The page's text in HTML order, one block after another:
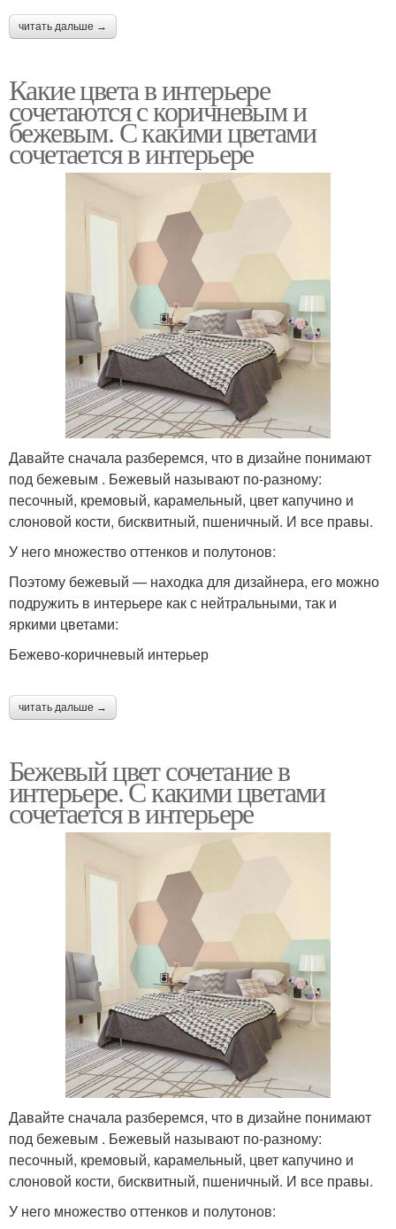
читать дальше →
Какие цвета в интерьере
сочетаются с коричневым и
бежевым. С какими цветами
сочетается в интерьере
Давайте сначала разберемся, что в дизайне понимают
под бежевым . Бежевый называют по-разному:
песочный, кремовый, карамельный, цвет капучино и
слоновой кости, бисквитный, пшеничный. И все правы.
У него множество оттенков и полутонов:
Поэтому бежевый — находка для дизайнера, его можно
подружить в интерьере как с нейтральными, так и
яркими цветами:
Бежево-коричневый интерьер
читать дальше →
Бежевый цвет сочетание в
интерьере. С какими цветами
сочетается в интерьере
Давайте сначала разберемся, что в дизайне понимают
под бежевым . Бежевый называют по-разному:
песочный, кремовый, карамельный, цвет капучино и
слоновой кости, бисквитный, пшеничный. И все правы.
У него множество оттенков и полутонов: